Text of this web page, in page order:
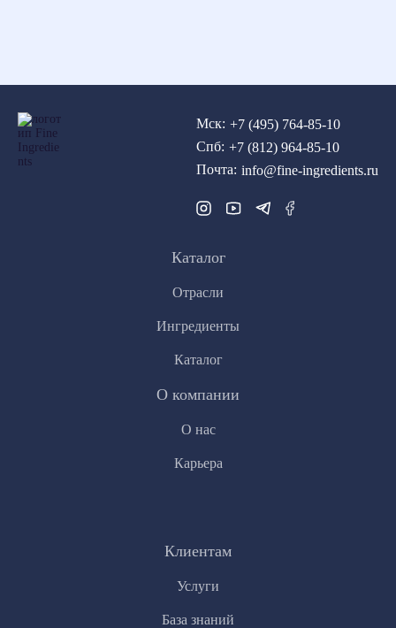
Каталог
Отрасли
Ингредиенты
Каталог
О компании
О нас
Карьера
Клиентам
Услуги
База знаний
Мск: +7 (495) 764-85-10
Спб: +7 (812) 964-85-10
Почта: info@fine-ingredients.ru